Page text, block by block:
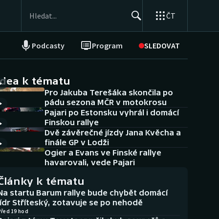
ČT
Podcasty Program SLEDOVAT
NEPŘEHLÉDNĚTE
Historické návraty
Aplikace ČT sport
AZ kvíz
k tématu
Pro Jakuba Terešáka skončila po
pádu sezona MČR v motokrosu
Pajari po Estonsku vyhrál i domácí
Finskou rallye
Dvě závěrečné jízdy Jana Kvěcha a
finále GP v Lodži
Ogier a Evans ve Finské rallye
havarovali, vede Pajari
k tématu
startu Barum rallye bude chybět domácí
Stříteský, zotavuje se po nehodě
19 hod